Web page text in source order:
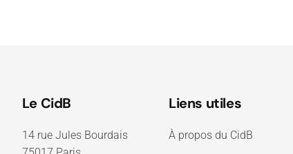
Le CidB
14 rue Jules Bourdais
Liens utiles
À propos du CidB